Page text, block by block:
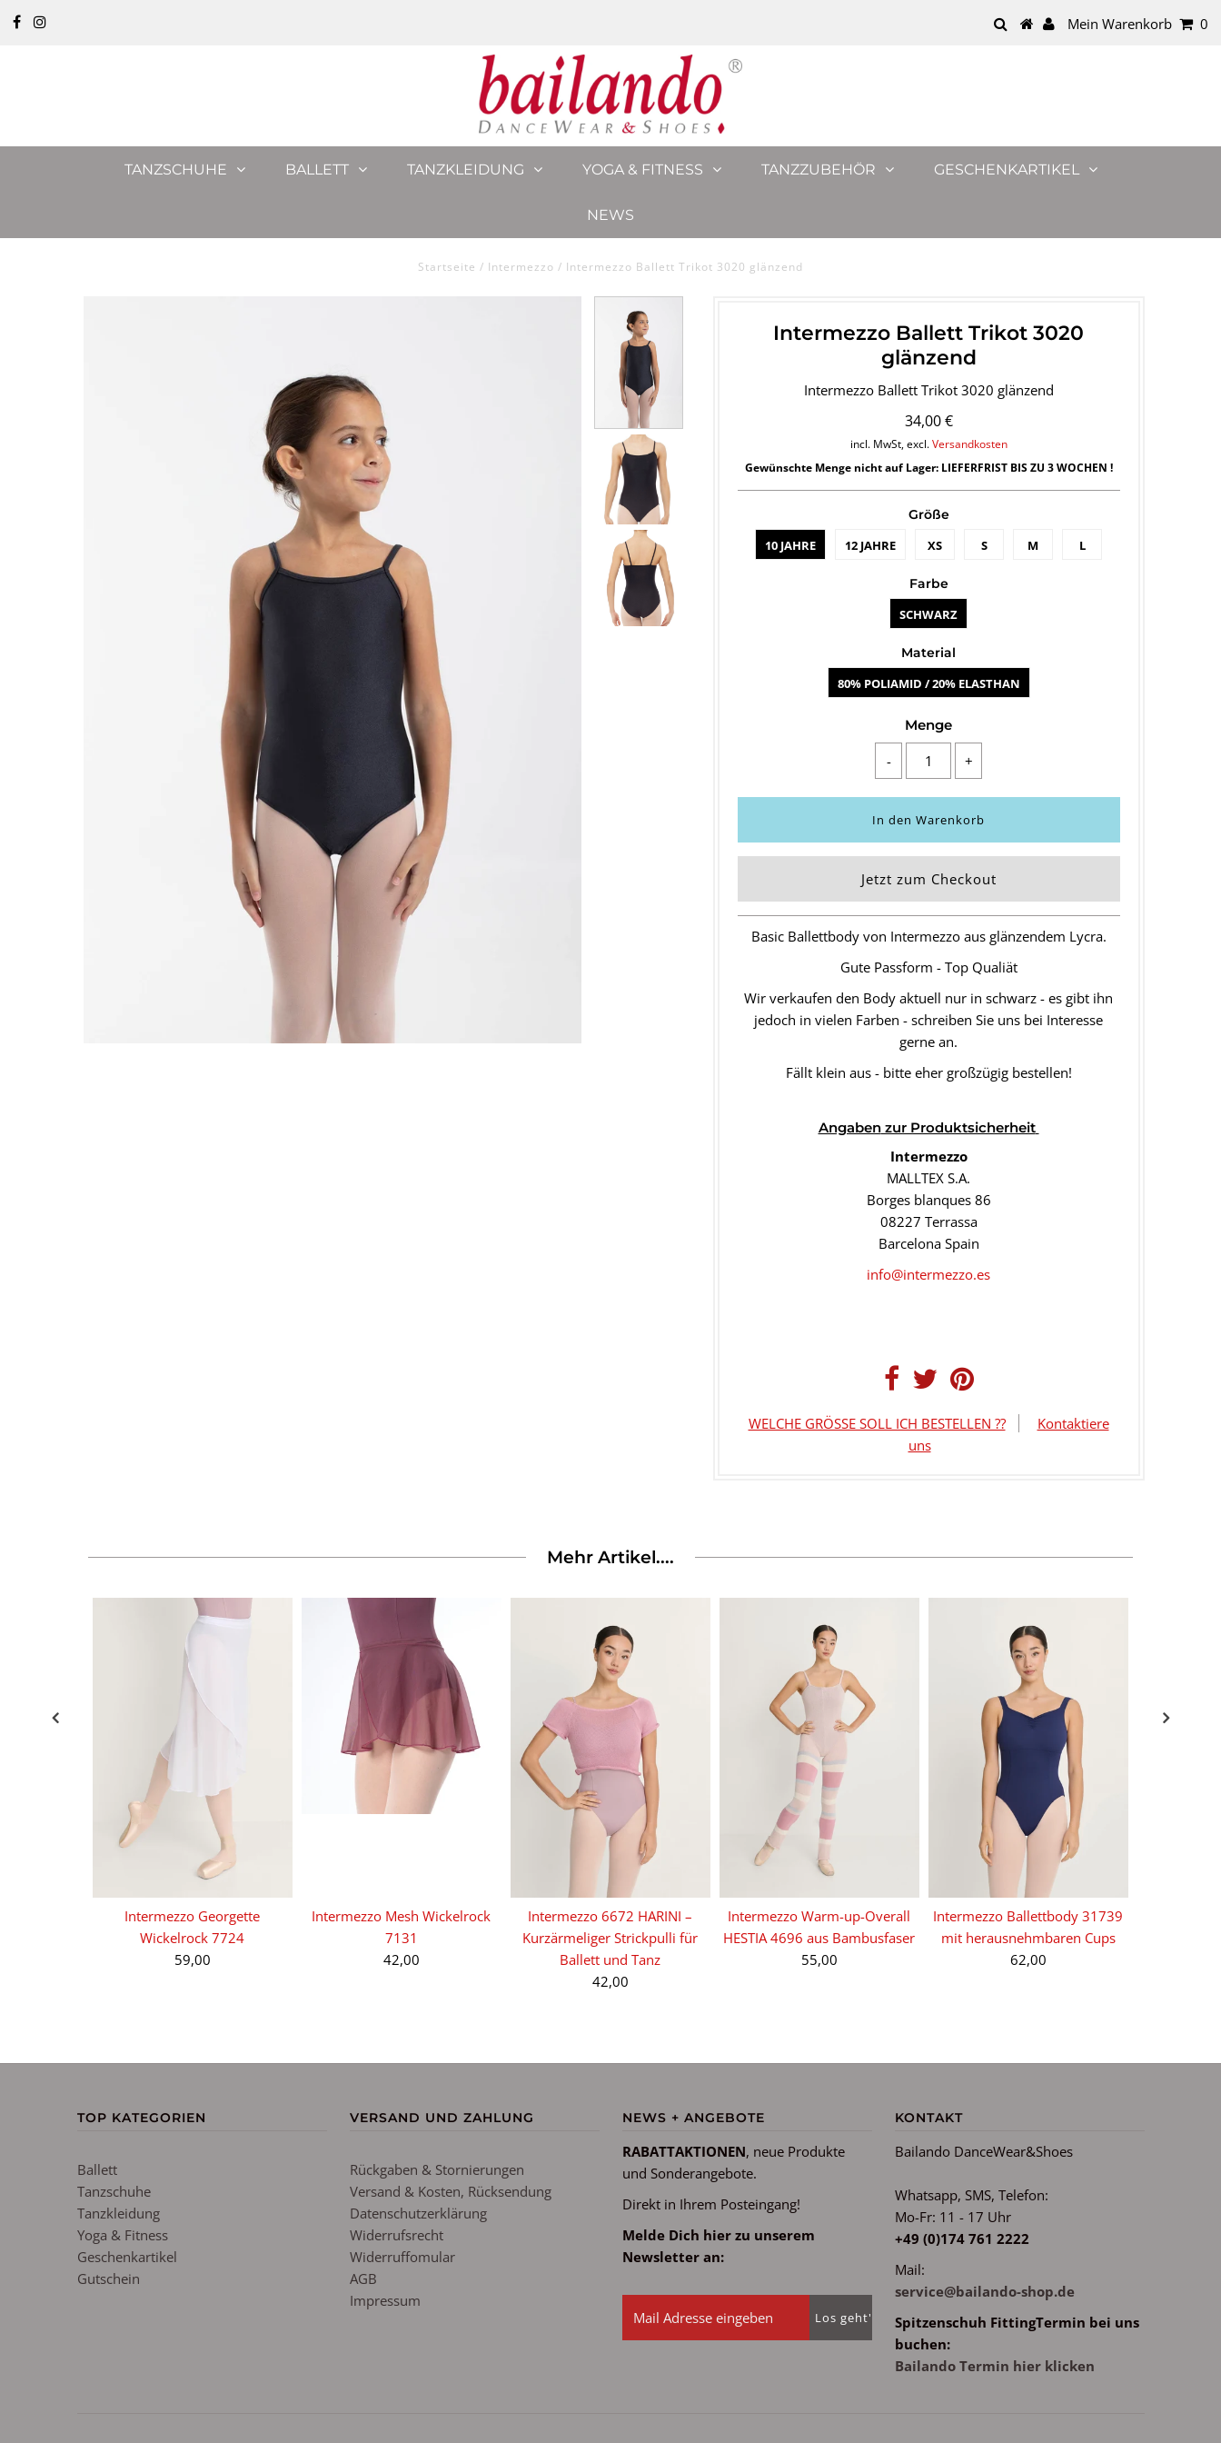
Mein Warenkorb 0
TANZSCHUHE BALLETT TANZKLEIDUNG YOGA & FITNESS TANZZUBEHÖR GESCHENKARTIKEL
NEWS
Startseite / Intermezzo / Intermezzo Ballett Trikot 3020 glänzend
Intermezzo Ballett Trikot 3020
glänzend
Intermezzo Ballett Trikot 3020 glänzend
34,00 €
incl. MwSt, excl.Versandkosten
Gewünschte Menge nicht auf Lager: LIEFERFRIST BIS ZU 3 WOCHEN !
Größe
10 JAHRE
12 JAHRE XS S M L
Farbe
SCHWARZ
Material
80% POLIAMID / 20% ELASTHAN
Menge
- +
Jetzt zum Checkout
Basic Ballettbody von Intermezzo aus glänzendem Lycra.
Gute Passform - Top Qualiät
Wir verkaufen den Body aktuell nur in schwarz - es gibt ihn
jedoch in vielen Farben - schreiben Sie uns bei Interesse
gerne an.
Fällt klein aus - bitte eher großzügig bestellen!
Angabenzur Produktsicherheit
Intermezzo
MALLTEX S.A.
Borges blanques 86
08227 Terrassa
Barcelona Spain
info@intermezzo.es
WELCHE GRÖSSE SOLL ICH BESTELLEN ??
Kontaktiere
uns
Mehr Artikel....
Intermezzo Georgette
Wickelrock 7724
59,00
Intermezzo Mesh Wickelrock
7131
42,00
Intermezzo 6672 HARINI –
Kurzärmeliger Strickpulli für
Ballett und Tanz
42,00
Intermezzo Warm-up-Overall
HESTIA 4696 aus Bambusfaser
55,00
Intermezzo Ballettbody 31739
mit herausnehmbaren Cups
62,00
TOP KATEGORIEN
Ballett
Tanzschuhe
Tanzkleidung
Yoga & Fitness
Geschenkartikel
Gutschein
VERSAND UND ZAHLUNG
Rückgaben & Stornierungen
Versand & Kosten, Rücksendung
Datenschutzerklärung
Widerrufsrecht
Widerruffomular
AGB
Impressum
NEWS + ANGEBOTE
RABATTAKTIONEN, neue Produkte
und Sonderangebote.
Direkt in Ihrem Posteingang!
Melde Dich hier zu unserem
Newsletter an:
KONTAKT
Bailando DanceWear&Shoes
Whatsapp, SMS, Telefon:
Mo-Fr: 11 - 17 Uhr
+49 (0)174 761 2222
Mail:
service@bailando-shop.de
Spitzenschuh FittingTermin bei uns
buchen:
Bailando Termin hier klicken